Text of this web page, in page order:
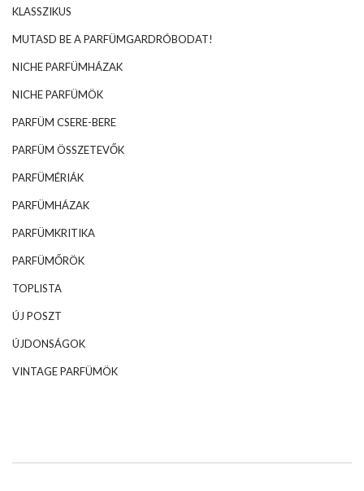
KLASSZIKUS
MUTASD BE A PARFÜMGARDRÓBODAT!
NICHE PARFÜMHÁZAK
NICHE PARFÜMÖK
PARFÜM CSERE-BERE
PARFÜM ÖSSZETEVŐK
PARFÜMÉRIÁK
PARFÜMHÁZAK
PARFÜMKRITIKA
PARFÜMŐRÖK
TOPLISTA
ÚJ POSZT
ÚJDONSÁGOK
VINTAGE PARFÜMÖK